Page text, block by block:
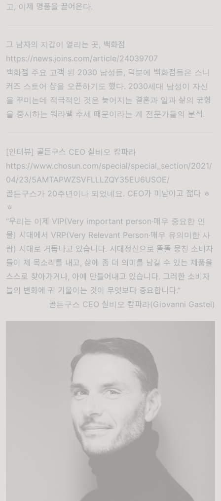
고, 이제 명품을 끌어온다.
그 남자의 지갑이 열리는 곳, 백화점
https://news.joins.com/article/24039707
백화점 주요 고객 된 2030 남성들, 덕분에 백화점들은 스니
커즈 스토어 샵을 오픈하기도 했다. 2030세대 남성이 자신
을 꾸미는데 적극적인 것은 늦어지는 결혼과 일과 삶의 균형
을 중시하는 워라밸 추세 때문이라는 게 전문가들의 분석.
[인터뷰] 골든구스 CEO 실비오 캄파라
https://www.chosun.com/special/special_section/2021/
04/23/5AMTAPWZSVFLLLZQY35EU6USOE/
골든구스가 20주년이나 되었네요. CEO가 미남이고 젊다 ㅎ
ㅎ
“우리는 이제 VIP(Very important person·매우 중요한 인
물) 시대에서 VRP(Very Relevant Person·매우 유의미한 사
람) 시대로 거듭나고 있습니다. 시대정신으로 똘똘 뭉친 소비자
들이 제 목소리를 내고, 삶에 좀 더 의미를 남길 수 있는 제품을
스스로 찾아가거나, 아예 만들어내고 있습니다. 그러한 소비자
들의 변화에 귀 기울이는 것이 무엇보다 중요합니다.”
골든구스 CEO 실비오 캄파라(Giovanni Gastel)